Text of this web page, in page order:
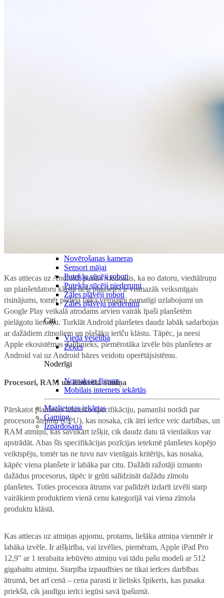
Novērošanas kameras
Sensori mājai
Putekļu sūcēji roboti
Putekļu sūcēji piederumi
Zāles pļāvēji roboti
Zāles pļāvēju piederumi
Citi
Viedā veselība
Zeķes
Noderīgi
Nomaksas līgums
Mobilais internets iekārtās
Mazlietotas iekārtas
Gaming
Izpārdošana
Kas attiecas uz Android, pastāv viedoklis, ka no datoru, viedtālruņu
un planšetdatoru klāsta tieši planšetes ir vismazāk veiksmīgais
risinājums, tomēr pēdējā laikā vērojami pamatīgi uzlabojumi un
Google Play veikalā atrodams arvien vairāk īpaši planšetēm
pielāgotu lietotņu. Turklāt Android planšetes daudz labāk sadarbojas
ar dažādiem zīmoliem un plašāku ierīču klāstu. Tāpēc, ja neesi
Apple ekosistēmas dalībnieks, piemērotāka izvēle būs planšetes ar
Android vai uz Android bāzes veidotu operētājsistēmu.
Procesori, RAM un iebūvētā atmiņa
Pārskatot planšetes tehnisko specifikāciju, pamanīsi norādi par
procesora ātrumu (CPU), kas nosaka, cik ātri ierīce veic darbības, un
RAM atmiņu, kas savukārt izšķir, cik daudz datu tā vienlaikus var
apstrādāt. Abas šīs specifikācijas pozīcijas ietekmē planšetes kopējo
veiktspēju, tomēr tas ne tuvu nav vienīgais kritērijs, kas nosaka,
kāpēc viena planšete ir labāka par citu. Dažādi ražotāji izmanto
dažādus procesorus, tāpēc ir grūti salīdzināt dažādu zīmolu
planšetes. Toties procesora ātrums var palīdzēt izdarīt izvēli starp
vairākiem produktiem vienā cenu kategorijā vai viena zīmola
produktu klāstā.
Kas attiecas uz atmiņas apjomu, protams, lielāka atmiņa vienmēr ir
labāka izvēle. Ir atšķirība, vai izvēlies, piemēram, Apple iPad Pro
12,9" ar 1 terabaita iebūvēto atmiņu vai tādu pašu modeli ar 512
gigabaitu atmiņu. Starpība izpaudīsies ne tikai ierīces darbības
ātrumā, bet arī cenā – cena parasti ir lielisks špikeris, kas pasaka
priekšā, cik jaudīgu ierīci iegūsi savā īpašumā.